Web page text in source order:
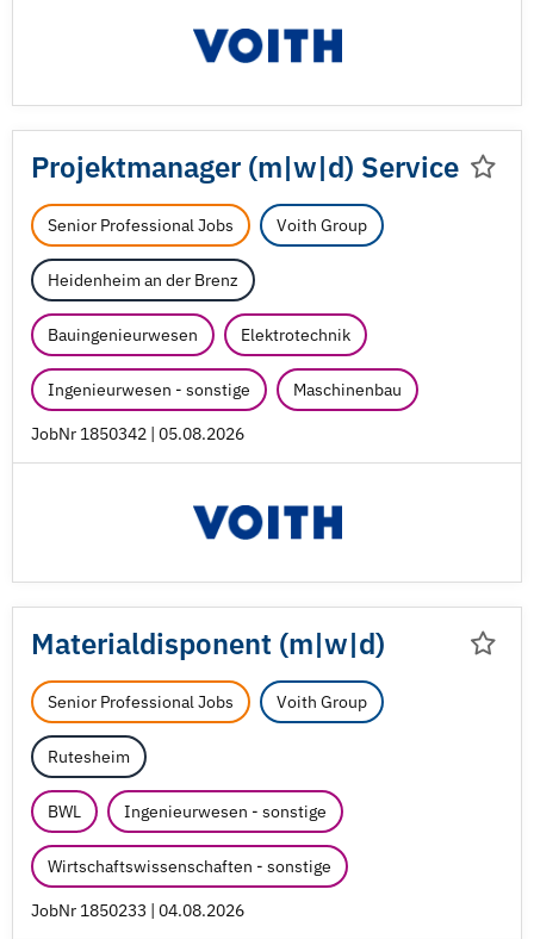
Projektmanager (m|w|d) Service
Senior Professional Jobs Voith Group
Heidenheim an der Brenz
Bauingenieurwesen Elektrotechnik
Ingenieurwesen - sonstige Maschinenbau
JobNr 1850342 | 05.08.2026
Materialdisponent (m|w|d)
Senior Professional Jobs Voith Group
Rutesheim
BWL Ingenieurwesen - sonstige
Wirtschaftswissenschaften - sonstige
JobNr 1850233 | 04.08.2026